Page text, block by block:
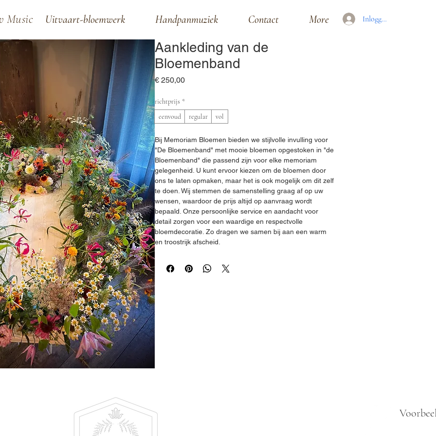
Music Uitvaart-bloemwerk Handpanmuziek Contact More Inloggen
Aankleding van de
Bloemenband
€ 250,00Prijs
richtprijs *
eenvoud
regular vol
Bij Memoriam Bloemen bieden we stijlvolle invulling voor
"De Bloemenband" met mooie bloemen opgestoken in "de
Bloemenband" die passend zijn voor elke memoriam
gelegenheid. U kunt ervoor kiezen om de bloemen door
ons te laten opmaken, maar het is ook mogelijk om dit zelf
te doen. Wij stemmen de samenstelling graag af op uw
wensen, waardoor de prijs altijd op aanvraag wordt
bepaald. Onze persoonlijke service en aandacht voor
detail zorgen voor een waardige en respectvolle
bloemdecoratie. Zo dragen we samen bij aan een warm
en troostrijk afscheid.